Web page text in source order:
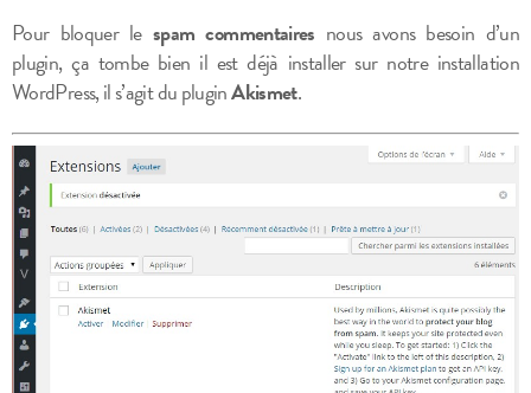
Pour bloquer le spam commentaires nous avons besoin d’un
plugin, ça tombe bien il est déjà installer sur notre installation
WordPress, il s’agit du pluginAkismet.